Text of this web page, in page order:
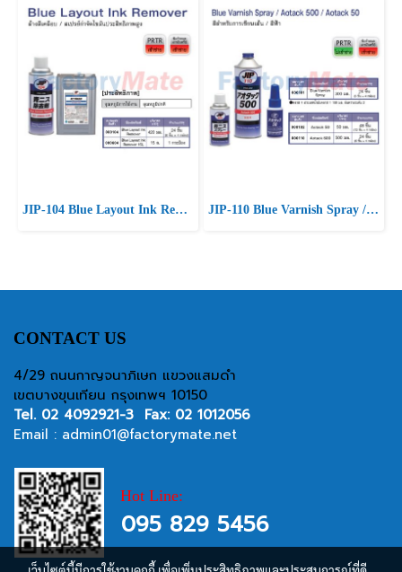
JIP-104 Blue Layout Ink Remover ล้างสีเคลือบ / สเปรย์กำจัดไขมันประสิทธิภาพสูง JIP-110 Blue Varnish Spray / Aotack 500 / Aotack 50 สีสำหรับการเขียนเส้น / สีฟ้า
CONTACT US
4/29 ถนนกาญจนาภิเษก แขวงแสมดำ
เขตบางขุนเทียน กรุงเทพฯ 10150
Tel. 02 4092921-3 Fax: 02 1012056
Email : admin01@factorymate.net
Hot Line:
095 829 5456